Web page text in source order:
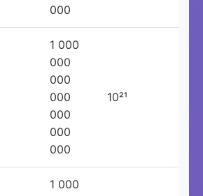
000
1 000
000
000
000
000
000
000
10²¹
1 000